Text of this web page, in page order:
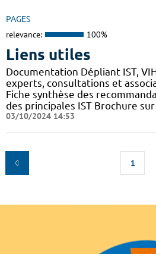
PAGES
relevance: 100%
Liens utiles
Documentation Dépliant IST,
experts, consultations et
Fiche synthèse des
des principales IST Brochure
03/10/2024 14:53
1